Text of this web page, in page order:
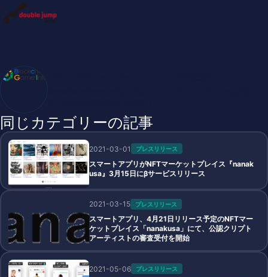
同じカテゴリーの記事
2021-03-01 プレスリリース
スマートアプリがNFTマーケットプレイス『nanak
usa』3月15日にβサービスリリース
2021-03-15 プレスリリース
スマートアプリ、4月21日リリース予定のNFTマー
ケットプレイス「nanakusa」にて、公認クリプト
アーティストの審査受付を開始
2021-05-06 プレスリリース